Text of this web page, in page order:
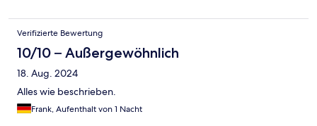
Verifizierte Bewertung
10/10 – Außergewöhnlich
18. Aug. 2024
Alles wie beschrieben.
Frank, Aufenthalt von 1 Nacht